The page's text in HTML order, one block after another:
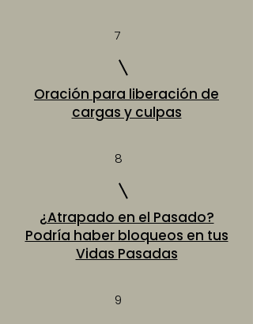
7
Oración para liberación de
cargas y culpas
8
¿Atrapado en el Pasado?
Podría haber bloqueos en tus
Vidas Pasadas
9